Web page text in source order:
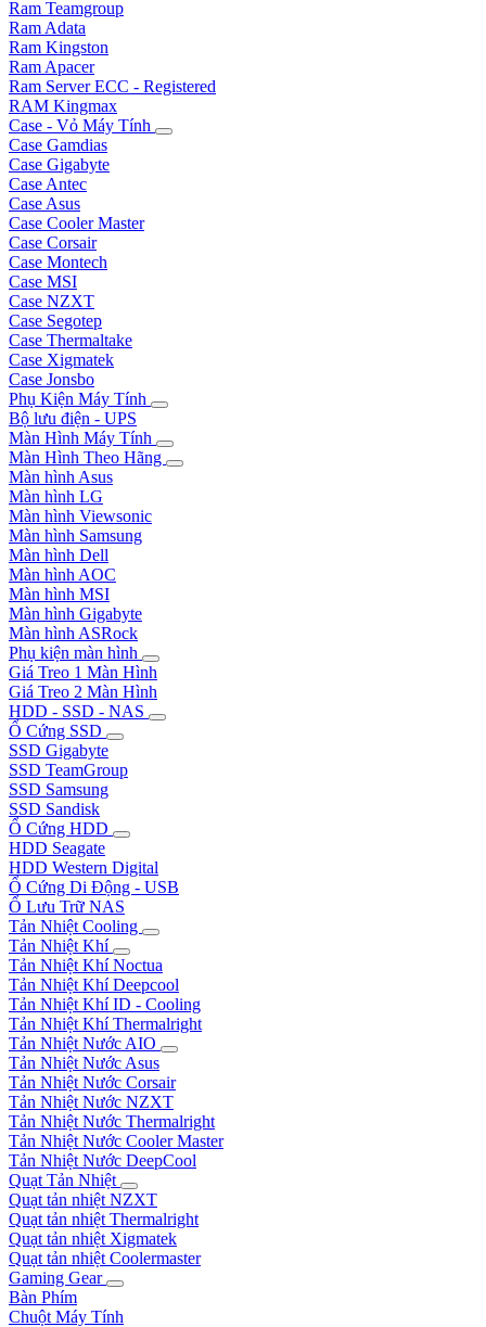
Ram Teamgroup
Ram Adata
Ram Kingston
Ram Apacer
Ram Server ECC - Registered
RAM Kingmax
Case - Vỏ Máy Tính
Case Gamdias
Case Gigabyte
Case Antec
Case Asus
Case Cooler Master
Case Corsair
Case Montech
Case MSI
Case NZXT
Case Segotep
Case Thermaltake
Case Xigmatek
Case Jonsbo
Phụ Kiện Máy Tính
Bộ lưu điện - UPS
Màn Hình Máy Tính
Màn Hình Theo Hãng
Màn hình Asus
Màn hình LG
Màn hình Viewsonic
Màn hình Samsung
Màn hình Dell
Màn hình AOC
Màn hình MSI
Màn hình Gigabyte
Màn hình ASRock
Phụ kiện màn hình
Giá Treo 1 Màn Hình
Giá Treo 2 Màn Hình
HDD - SSD - NAS
Ổ Cứng SSD
SSD Gigabyte
SSD TeamGroup
SSD Samsung
SSD Sandisk
Ổ Cứng HDD
HDD Seagate
HDD Western Digital
Ổ Cứng Di Động - USB
Ổ Lưu Trữ NAS
Tản Nhiệt Cooling
Tản Nhiệt Khí
Tản Nhiệt Khí Noctua
Tản Nhiệt Khí Deepcool
Tản Nhiệt Khí ID - Cooling
Tản Nhiệt Khí Thermalright
Tản Nhiệt Nước AIO
Tản Nhiệt Nước Asus
Tản Nhiệt Nước Corsair
Tản Nhiệt Nước NZXT
Tản Nhiệt Nước Thermalright
Tản Nhiệt Nước Cooler Master
Tản Nhiệt Nước DeepCool
Quạt Tản Nhiệt
Quạt tản nhiệt NZXT
Quạt tản nhiệt Thermalright
Quạt tản nhiệt Xigmatek
Quạt tản nhiệt Coolermaster
Gaming Gear
Bàn Phím
Chuột Máy Tính